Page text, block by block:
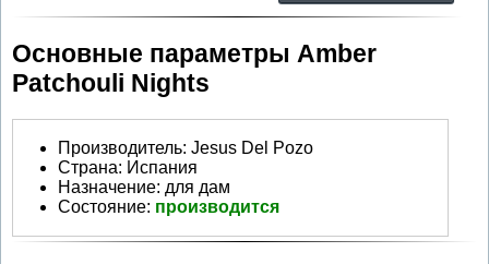
Основные параметры Amber
Patchouli Nights
Производитель: Jesus Del Pozo
Страна: Испания
Назначение: для дам
Состояние: производится